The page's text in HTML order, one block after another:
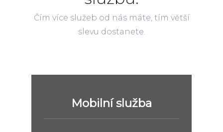
Čím více služeb od nás máte, tím větší
slevu dostanete.
Mobilní služba